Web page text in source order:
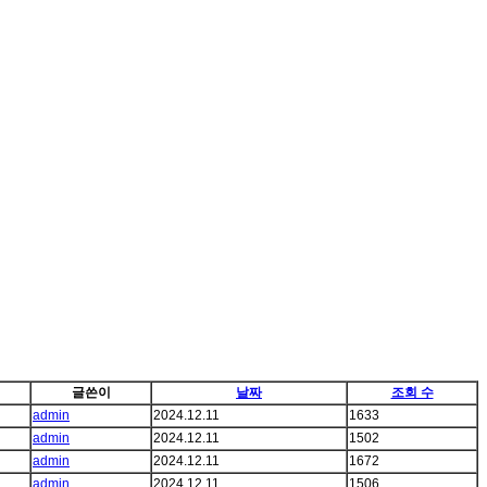
글쓴이 날짜
조회 수
admin
2024.12.11
1633
admin
2024.12.11
1502
admin
2024.12.11
1672
admin
2024.12.11 1506